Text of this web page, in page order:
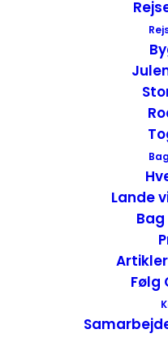
Lande
Følg
Alcatraz den
Alcatraz var
omkring San